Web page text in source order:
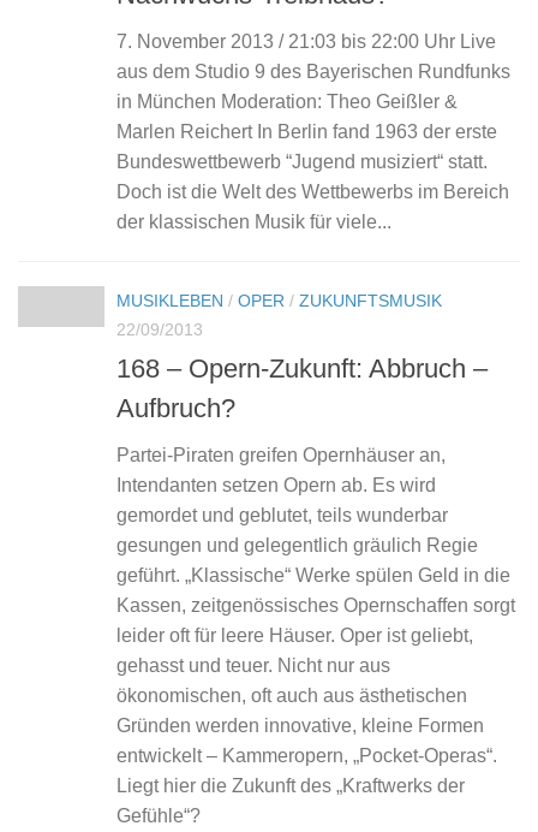
7. November 2013 / 21:03 bis 22:00 Uhr Live
aus dem Studio 9 des Bayerischen Rundfunks
in München Moderation: Theo Geißler &
Marlen Reichert In Berlin fand 1963 der erste
Bundeswettbewerb “Jugend musiziert“ statt.
Doch ist die Welt des Wettbewerbs im Bereich
der klassischen Musik für viele...
MUSIKLEBEN / OPER / ZUKUNFTSMUSIK
22/09/2013
168 – Opern-Zukunft: Abbruch –
Aufbruch?
Partei-Piraten greifen Opernhäuser an,
Intendanten setzen Opern ab. Es wird
gemordet und geblutet, teils wunderbar
gesungen und gelegentlich gräulich Regie
geführt. „Klassische“ Werke spülen Geld in die
Kassen, zeitgenössisches Opernschaffen sorgt
leider oft für leere Häuser. Oper ist geliebt,
gehasst und teuer. Nicht nur aus
ökonomischen, oft auch aus ästhetischen
Gründen werden innovative, kleine Formen
entwickelt – Kammeropern, „Pocket-Operas“.
Liegt hier die Zukunft des „Kraftwerks der
Gefühle“?